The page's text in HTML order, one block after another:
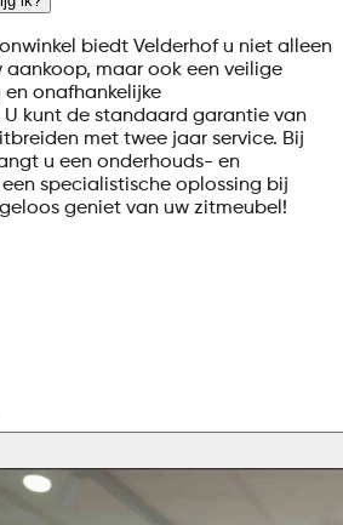
biedt Velderhof u niet alleen
aankoop, maar ook een veilige
onafhankelijke
kunt de standaard garantie van
met twee jaar service. Bij
u een onderhouds- en
specialistische oplossing bij
geniet van uw zitmeubel!